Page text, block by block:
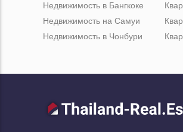
Недвижимость в Бангкоке
Недвижимость на Самуи
Недвижимость в Чонбури